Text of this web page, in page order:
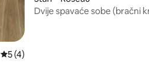
Prosječna ocjena: 5/5, recenzija: 4
5 (4)
Dvije spavaće sobe (bračni